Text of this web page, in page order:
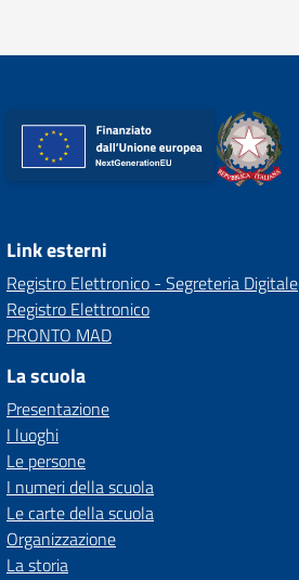
Link esterni
Registro Elettronico - Segreteria Digitale
Registro Elettronico
PRONTO MAD
La scuola
Presentazione
I luoghi
Le persone
I numeri della scuola
Le carte della scuola
Organizzazione
La storia